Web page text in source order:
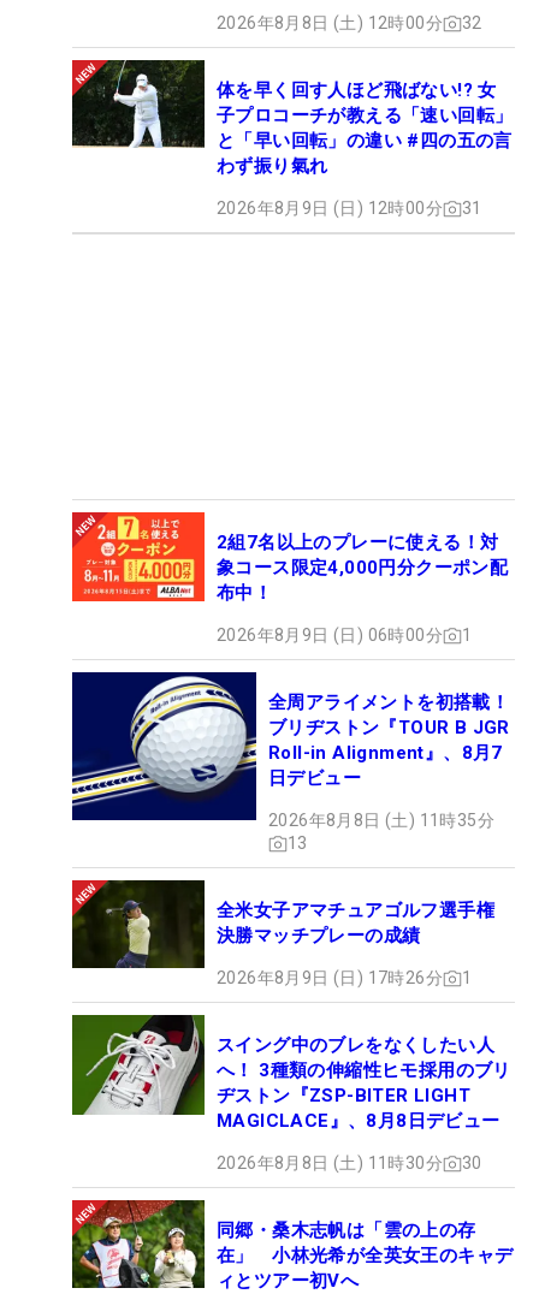
2026年8月8日 (土) 12時00分 32
体を早く回す人ほど飛ばない!? 女
子プロコーチが教える「速い回転」
と「早い回転」の違い #四の五の言
わず振り氣れ
2026年8月9日 (日) 12時00分 31
2組7名以上のプレーに使える！対
象コース限定4,000円分クーポン配
布中！
2026年8月9日 (日) 06時00分 1
全周アライメントを初搭載！
ブリヂストン『TOUR B JGR
Roll-in Alignment』、8月7
日デビュー
2026年8月8日 (土) 11時35分
13
全米女子アマチュアゴルフ選手権
決勝マッチプレーの成績
2026年8月9日 (日) 17時26分 1
スイング中のブレをなくしたい人
へ！ 3種類の伸縮性ヒモ採用のブリ
ヂストン『ZSP-BITER LIGHT
MAGICLACE』、8月8日デビュー
2026年8月8日 (土) 11時30分 30
同郷・桑木志帆は「雲の上の存
在」 小林光希が全英女王のキャデ
ィとツアー初Vへ